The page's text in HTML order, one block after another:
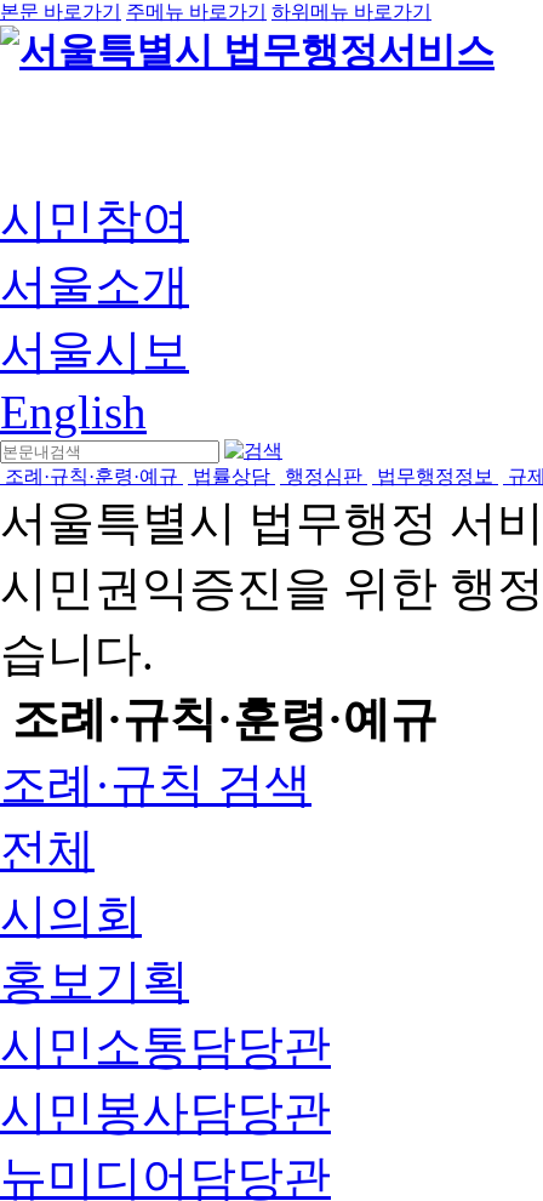
본문 바로가기 주메뉴 바로가기 하위메뉴 바로가기
시민참여
서울소개
서울시보
English
조례·규칙·훈령·예규 법률상담 행정심판 법무행정정보 규
서울특별시 법무행정 서
시민권익증진을 위한 행
습니다.
조례·규칙·훈령·예규
조례·규칙 검색
전체
시의회
홍보기획
시민소통담당관
시민봉사담당관
뉴미디어담당관